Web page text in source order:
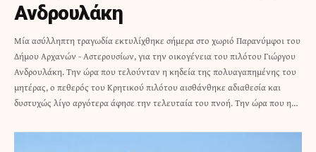
Ανδρουλάκη
Μία ασύλληπτη τραγωδία εκτυλίχθηκε σήμερα στο χωριό Παρανύμφοι του
Δήμου Αρχανών - Αστερουσίων, για την οικογένεια του πιλότου Γιώργου
Ανδρουλάκη. Την ώρα που τελούνταν η κηδεία της πολυαγαπημένης του
μητέρας, ο πεθερός του Κρητικού πιλότου αισθάνθηκε αδιαθεσία και
δυστυχώς λίγο αργότερα άφησε την τελευταία του πνοή. Την ώρα που η…